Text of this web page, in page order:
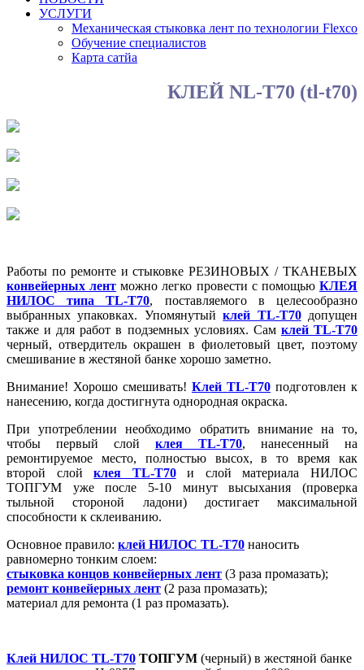
УСЛУГИ
Механическая стыковка лент по технологии Flexco
Обучение специалистов
Карта сатйа
КЛЕЙ NL-T70 (tl-t70)
Работы по ремонте и стыковке РЕЗИНОВЫХ / ТКАНЕВЫХ
конвейерных лент можно легко провести с помощьюКЛЕЯ
НИЛОС типа ТL-Т70, поставляемого в целесообразно
выбранных упаковках. Упомянутыйклей ТL-Т70допущен
также и для работ в подземных условиях. Сам клей ТL-Т70
черный, отвердитель окрашен в фиолетовый цвет, поэтому
смешивание в жестяной банке хорошо заметно.
Внимание! Хорошо смешивать! Клей ТL-Т70 подготовлен к
нанесению, когда достигнута однородная окраска.
При употреблении необходимо обратить внимание на то,
чтобы первый слой клея ТL-Т70, нанесенный на
ремонтируемое место, полностью высох, в то время как
второй слойклея ТL-Т70и слой материала НИЛОС
ТОПГУМ уже после 5-10 минут высыхания (проверка
тыльной стороной ладони) достигает максимальной
способности к склеиванию.
Основное правило: клей НИЛОС ТL-Т70 наносить
равномерно тонким слоем:
стыковка концов конвейерных лент (3 раза промазать);
ремонт конвейерных лент (2 раза промазать);
материал для ремонта (1 раз промазать).
Клей НИЛОС ТL-Т70 ТОПГУМ (черный) в жестяной банке